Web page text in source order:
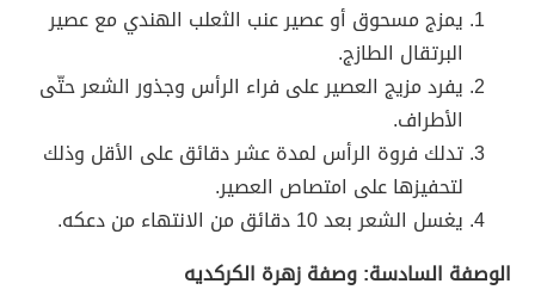
يمزج مسحوق أو عصير عنب الثعلب الهندي مع عصير
البرتقال الطازج.
يفرد مزيج العصير على فراء الرأس وجذور الشعر حتّى
الأطراف.
تدلك فروة الرأس لمدة عشر دقائق على الأقل وذلك
لتحفيزها على امتصاص العصير.
يغسل الشعر بعد 10 دقائق من الانتهاء من دعكه.
الوصفة السادسة: وصفة زهرة الكركديه